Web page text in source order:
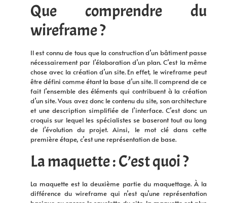
Que comprendre du
wireframe ?
Il est connu de tous que la construction d’un bâtiment passe
nécessairement par l’élaboration d’un plan. C’est la même
chose avec la création d’un site. En effet, le wireframe peut
être défini comme étant la base d’un site. Il comprend de ce
fait l’ensemble des éléments qui contribuent à la création
d’un site. Vous avez donc le contenu du site, son architecture
et une description simplifiée de l’interface. C’est donc un
croquis sur lequel les spécialistes se baseront tout au long
de l’évolution du projet. Ainsi, le mot clé dans cette
première étape, c’est une représentation de base.
La maquette : C’est quoi ?
La maquette est la deuxième partie du maquettage. À la
différence du wireframe qui n’est qu’une représentation